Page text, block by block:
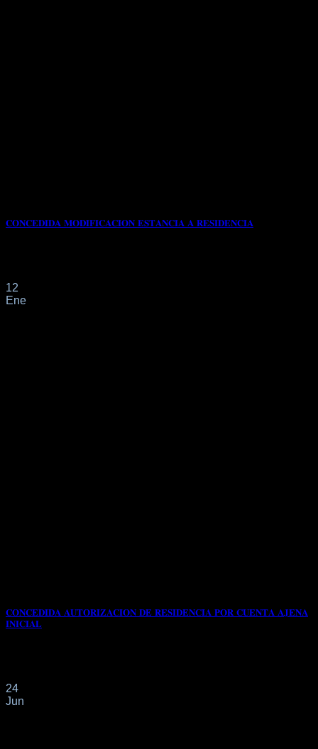
𝐂𝐎𝐍𝐂𝐄𝐃𝐈𝐃𝐀 𝐌𝐎𝐃𝐈𝐅𝐈𝐂𝐀𝐂𝐈𝐎𝐍 𝐄𝐒𝐓𝐀𝐍𝐂𝐈𝐀 𝐀 𝐑𝐄𝐒𝐈𝐃𝐄𝐍𝐂𝐈𝐀
12
Ene
𝐂𝐎𝐍𝐂𝐄𝐃𝐈𝐃𝐀 𝐀𝐔𝐓𝐎𝐑𝐈𝐙𝐀𝐂𝐈𝐎𝐍 𝐃𝐄 𝐑𝐄𝐒𝐈𝐃𝐄𝐍𝐂𝐈𝐀 𝐏𝐎𝐑 𝐂𝐔𝐄𝐍𝐓𝐀 𝐀𝐉𝐄𝐍𝐀
𝐈𝐍𝐈𝐂𝐈𝐀𝐋
24
Jun